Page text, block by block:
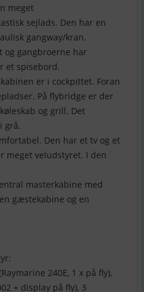
meget
sejlads. Den har en
gangway/kran.
og gangbroerne har
et spisebord.
er i cockpittet. Foran
På flybridge er der
og grill. Det
grå.
Den har et tv og et
meget veludstyret. I den
masterkabine med
gæstekabine og en
240E, 1 x på fly),
+ display på fly), 3